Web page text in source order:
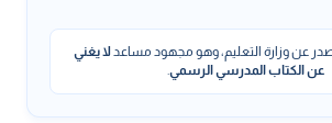
عن وزارة التعليم، وهو مجهود مساعدلا يغني
عن الكتاب المدرسي الرسمي.